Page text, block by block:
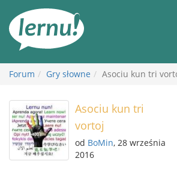
Forum Gry słowne Asociu kun tri
Asociu kun tri
vortoj
od BoMin, 28 września
2016